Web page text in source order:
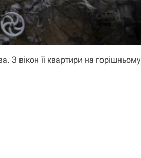
З вікон її квартири на горішньому